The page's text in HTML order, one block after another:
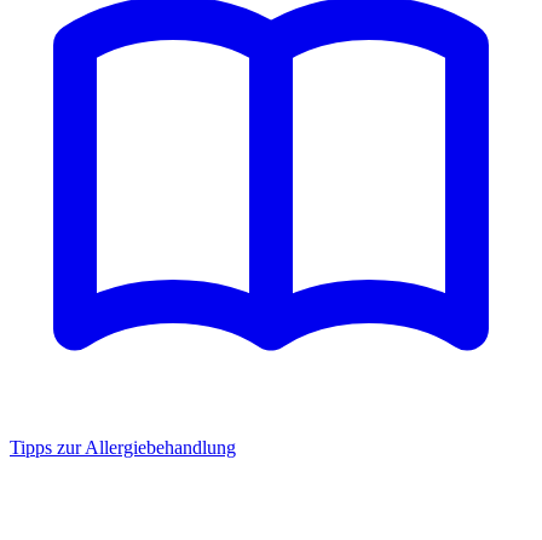
Tipps zur Allergiebehandlung